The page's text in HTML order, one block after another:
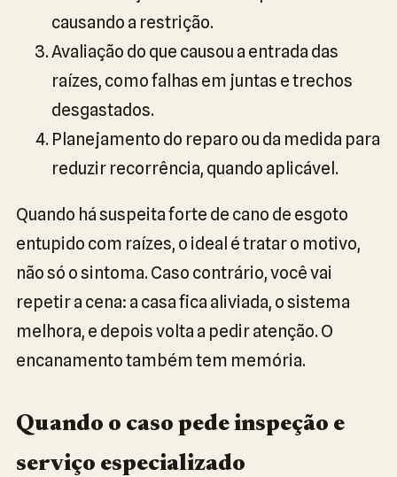
causando a restrição.
Avaliação do que causou a entrada das
raízes, como falhas em juntas e trechos
desgastados.
Planejamento do reparo ou da medida para
reduzir recorrência, quando aplicável.
Quando há suspeita forte de cano de esgoto
entupido com raízes, o ideal é tratar o motivo,
não só o sintoma. Caso contrário, você vai
repetir a cena: a casa fica aliviada, o sistema
melhora, e depois volta a pedir atenção. O
encanamento também tem memória.
Quando o caso pede inspeção e
serviço especializado